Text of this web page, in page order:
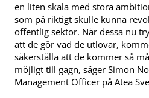
en liten skala med stora
som på riktigt skulle kunna
offentlig sektor. När dessa nu
att de gör vad de utlovar,
säkerställa att de kommer så
möjligt till gagn, säger Simon
Management Officer på Atea